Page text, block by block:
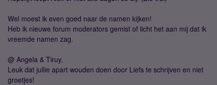
Wel moest ik even goed naar de namen kijken!
Heb ik nieuwe forum moderators gemist of licht het aan mij dat ik
vreemde namen zag.
@ Angela & Tiruy,
Leuk dat jullie apart wouden doen door Liefs te schrijven en niet
groetjes!